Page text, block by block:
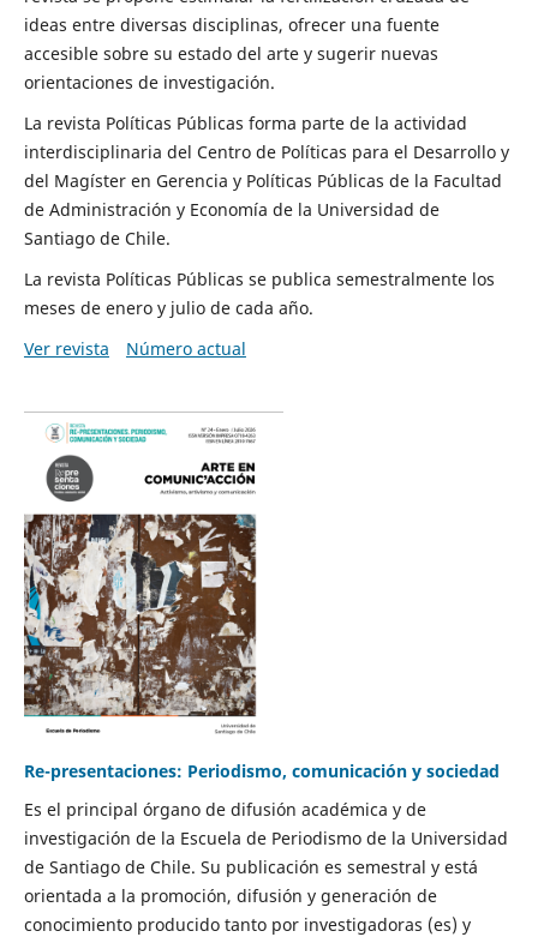
ideas entre diversas disciplinas, ofrecer una fuente
accesible sobre su estado del arte y sugerir nuevas
orientaciones de investigación.
La revista Políticas Públicas forma parte de la actividad
interdisciplinaria del Centro de Políticas para el Desarrollo y
del Magíster en Gerencia y Políticas Públicas de la Facultad
de Administración y Economía de la Universidad de
Santiago de Chile.
La revista Políticas Públicas se publica semestralmente los
meses de enero y julio de cada año.
Ver revista
Número actual
Re-presentaciones: Periodismo, comunicación y sociedad
Es el principal órgano de difusión académica y de
investigación de la Escuela de Periodismo de la Universidad
de Santiago de Chile. Su publicación es semestral y está
orientada a la promoción, difusión y generación de
conocimiento producido tanto por investigadoras (es) y